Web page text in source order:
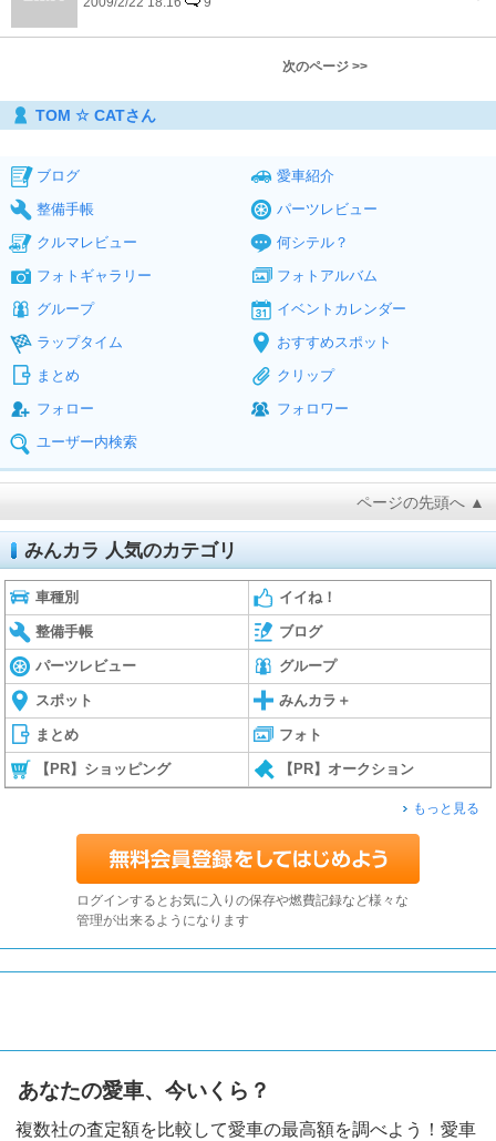
次のページ >>
TOM ☆ CATさん
ブログ
愛車紹介
整備手帳
パーツレビュー
クルマレビュー
何シテル？
フォトギャラリー
フォトアルバム
グループ
イベントカレンダー
ラップタイム
おすすめスポット
まとめ
クリップ
フォロー
フォロワー
ユーザー内検索
ページの先頭へ ▲
みんカラ 人気のカテゴリ
車種別 イイね！
整備手帳 ブログ
パーツレビュー グループ
スポット みんカラ＋
まとめ フォト
【PR】ショッピング 【PR】オークション
もっと見る
ログインするとお気に入りの保存や燃費記録など様々な
管理が出来るようになります
あなたの愛車、今いくら？
複数社の査定額を比較して愛車の最高額を調べよう！愛車